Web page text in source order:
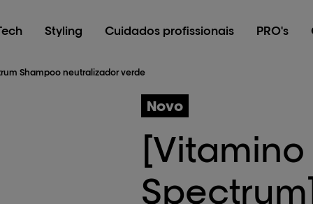
Styling Cuidados profissionais PRO's
Shampoo neutralizador verde
Novo